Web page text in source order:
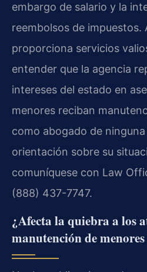
embargo de salario y la
reembolsos de impuestos.
proporciona servicios
entender que la agencia
intereses del estado en
menores reciban
como abogado de
orientación sobre su
comuníquese con Law
(888) 437-7747.
¿Afecta la quiebra a los
manutención de